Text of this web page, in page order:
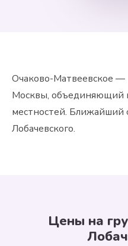
Очаково-Матвеевское —
Москвы, объединяющий
местностей. Ближайший
Лобачевского.
Цены на